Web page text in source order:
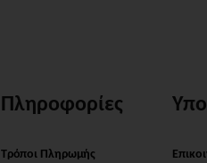
Πληροφορίες
Τρόποι Πληρωμής